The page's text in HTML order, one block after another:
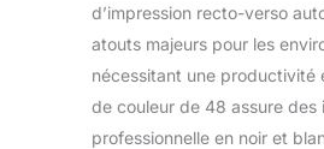
d’impression recto-verso
atouts majeurs pour les
nécessitant une productivité
de couleur de 48 assure des
professionnelle en noir et